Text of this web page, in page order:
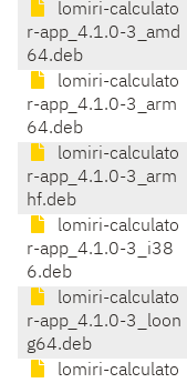
lomiri-calculato
r-app_4.1.0-3_amd
64.deb
lomiri-calculato
r-app_4.1.0-3_arm
64.deb
lomiri-calculato
r-app_4.1.0-3_arm
hf.deb
lomiri-calculato
r-app_4.1.0-3_i38
6.deb
lomiri-calculato
r-app_4.1.0-3_loon
g64.deb
lomiri-calculato